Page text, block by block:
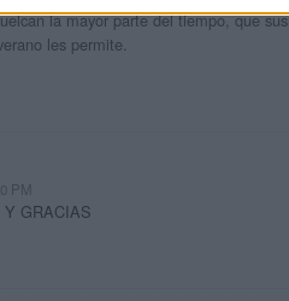
la mayor parte del tiempo, que
les permite.
PM
GRACIAS